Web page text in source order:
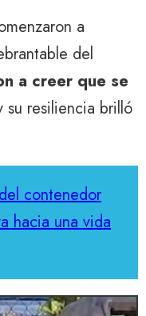
a
del
a creer que se
su resiliencia brilló
contenedor
hacia una vida